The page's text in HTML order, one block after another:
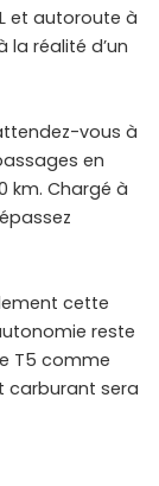
et autoroute à
la réalité d’un
vous à
en
km. Chargé à
cette
reste
T5 comme
carburant sera